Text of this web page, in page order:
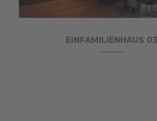
EINFAMILIENHAUS 03